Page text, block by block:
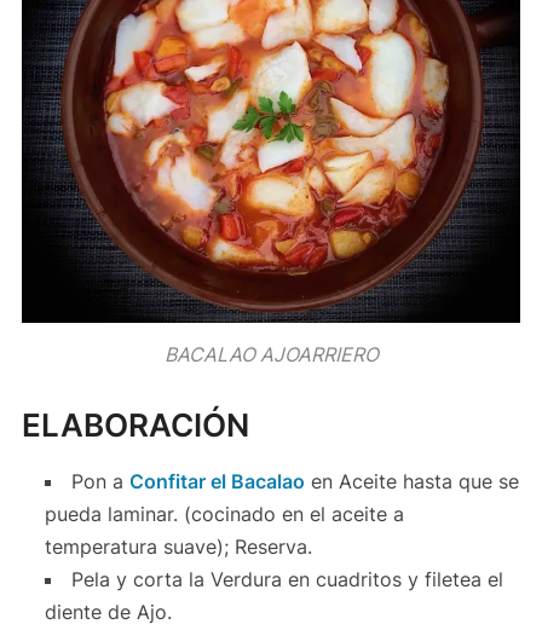
BACALAO AJOARRIERO
ELABORACIÓN
Pon aConfitar el Bacalao en Aceite hasta que se
pueda laminar. (cocinado en el aceite a
temperatura suave); Reserva.
Pela y corta la Verdura en cuadritos y filetea el
diente de Ajo.